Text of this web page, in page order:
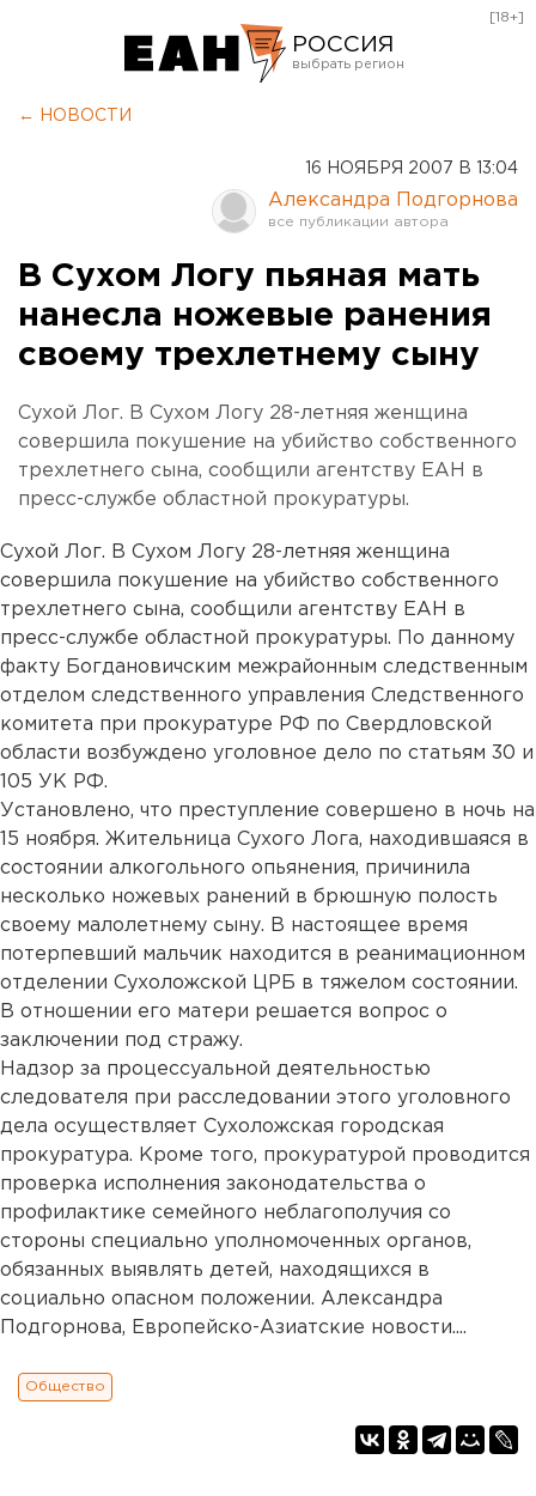
РОССИЯ
Оренбург
[18+]
← НОВОСТИ
16 НОЯБРЯ 2007 В 13:04
Александра Подгорнова
В Сухом Логу пьяная мать
нанесла ножевые ранения
своему трехлетнему сыну
Сухой Лог. В Сухом Логу 28-летняя женщина
совершила покушение на убийство собственного
трехлетнего сына, сообщили агентству ЕАН в
пресс-службе областной прокуратуры.
Сухой Лог. В Сухом Логу 28-летняя женщина
совершила покушение на убийство собственного
трехлетнего сына, сообщили агентству ЕАН в
пресс-службе областной прокуратуры. По данному
факту Богдановичским межрайонным следственным
отделом следственного управления Следственного
комитета при прокуратуре РФ по Свердловской
области возбуждено уголовное дело по статьям 30 и
105 УК РФ.
Установлено, что преступление совершено в ночь на
15 ноября. Жительница Сухого Лога, находившаяся в
состоянии алкогольного опьянения, причинила
несколько ножевых ранений в брюшную полость
своему малолетнему сыну. В настоящее время
потерпевший мальчик находится в реанимационном
отделении Сухоложской ЦРБ в тяжелом состоянии.
В отношении его матери решается вопрос о
заключении под стражу.
Надзор за процессуальной деятельностью
следователя при расследовании этого уголовного
дела осуществляет Сухоложская городская
прокуратура. Кроме того, прокуратурой проводится
проверка исполнения законодательства о
профилактике семейного неблагополучия со
стороны специально уполномоченных органов,
обязанных выявлять детей, находящихся в
социально опасном положении. Александра
Подгорнова, Европейско-Азиатские новости....
Общество